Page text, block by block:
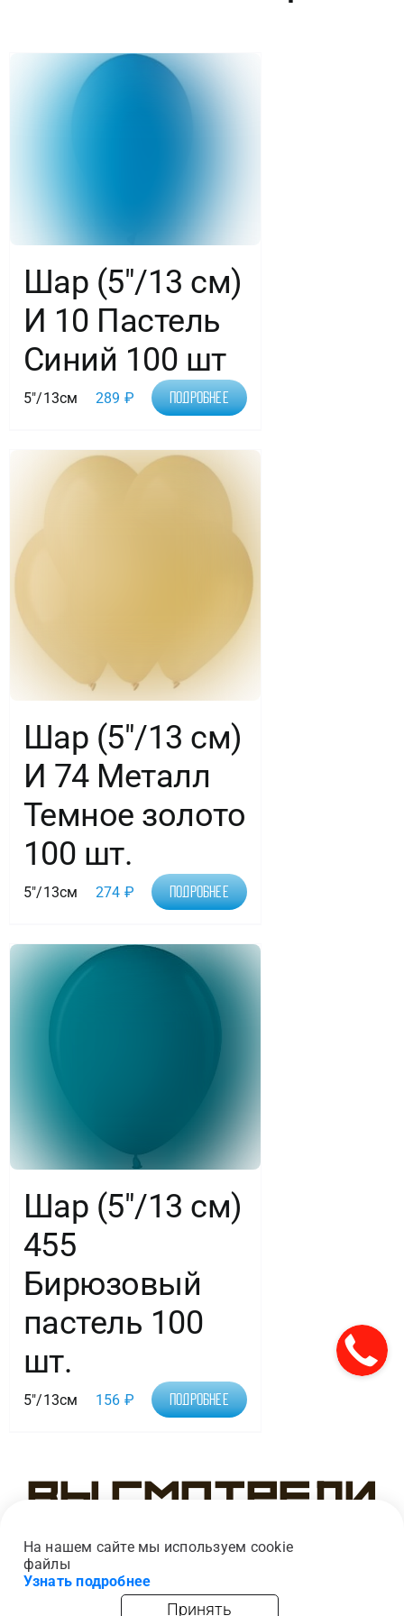
100
шт.
Шар (5″/13 см)
И 10 Пастель
Синий 100 шт
5"/13см 289 ₽ Подробнее
Шар (5″/13 см)
И 74 Металл
Темное золото
100 шт.
5"/13см 274 ₽ Подробнее
Шар (5″/13 см)
455
Бирюзовый
пастель 100
шт.
5"/13см 156 ₽ Подробнее
Вы смотрели
На нашем сайте мы используем cookie
файлы
Узнать подробнее
Принять